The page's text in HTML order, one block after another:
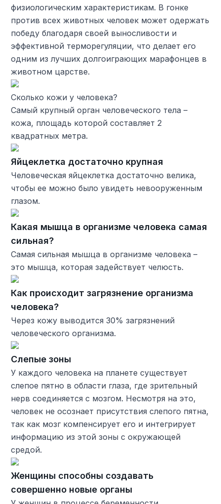
физиологическим характеристикам. В гонке
против всех животных человек может одержать
победу благодаря своей выносливости и
эффективной терморегуляции, что делает его
одним из лучших долгоиграющих марафонцев в
животном царстве.
Сколько кожи у человека?
Самый крупный орган человеческого тела –
кожа, площадь которой составляет 2
квадратных метра.
Яйцеклетка достаточно крупная
Человеческая яйцеклетка достаточно велика,
чтобы ее можно было увидеть невооруженным
глазом.
Какая мышца в организме человека самая
сильная?
Самая сильная мышца в организме человека –
это мышца, которая задействует челюсть.
Как происходит загрязнение организма
человека?
Через кожу выводится 30% загрязнений
человеческого организма.
Слепые зоны
У каждого человека на планете существует
слепое пятно в области глаза, где зрительный
нерв соединяется с мозгом. Несмотря на это,
человек не осознает присутствия слепого пятна,
так как мозг компенсирует его и интегрирует
информацию из этой зоны с окружающей
средой.
Женщины способны создавать
совершенно новые органы